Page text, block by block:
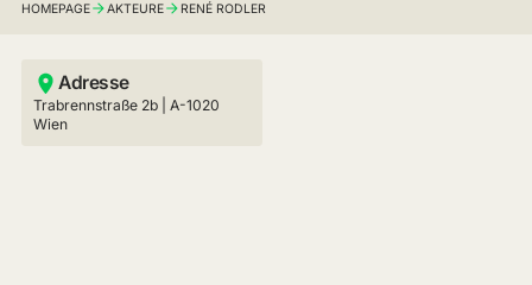
HOMEPAGE AKTEURE RENÉ RODLER
Adresse
Trabrennstraße 2b | A-1020
Wien